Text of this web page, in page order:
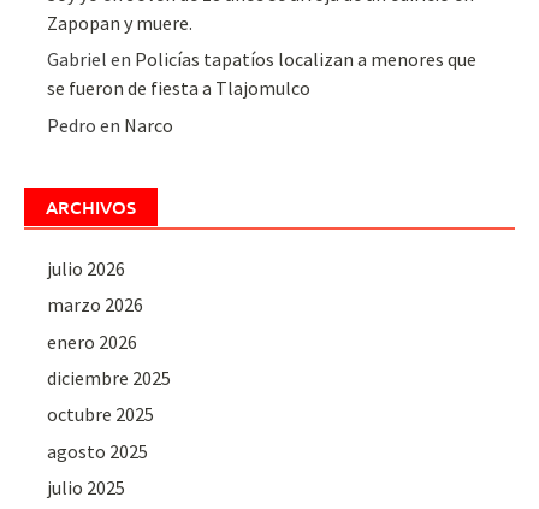
Zapopan y muere.
Gabriel en Policías tapatíos localizan a menores que
se fueron de fiesta a Tlajomulco
Pedro en Narco
ARCHIVOS
julio 2026
marzo 2026
enero 2026
diciembre 2025
octubre 2025
agosto 2025
julio 2025